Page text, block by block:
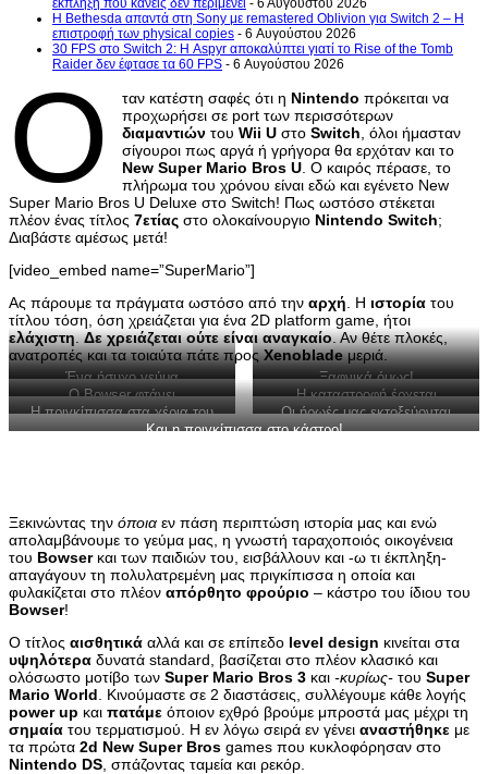
Η Bethesda απαντά στη Sony με remastered Oblivion για Switch 2 – Η
επιστροφή των physical copies - 6 Αυγούστου 2026
30 FPS στο Switch 2: Η Aspyr αποκαλύπτει γιατί το Rise of the Tomb
Raider δεν έφτασε τα 60 FPS - 6 Αυγούστου 2026
Ό ταν κατέστη σαφές ότι η Nintendo πρόκειται να
προχωρήσει σε port των περισσότερων
διαμαντιών του Wii Uστο Switch , όλοι ήμασταν
σίγουροι πως αργά ή γρήγορα θα ερχόταν και το
New Super Mario Bros U. Ο καιρός πέρασε, το
πλήρωμα του χρόνου είναι εδώ και εγένετο New
Super Mario Bros U Deluxe στο Switch! Πως ωστόσο στέκεται
πλέον ένας τίτλος 7ετίας στο ολοκαίνουργιο Nintendo Switch;
Διαβάστε αμέσως μετά!
[video_embed name=”SuperMario”]
Aς πάρουμε τα πράγματα ωστόσο από την αρχή . Η ιστορία του
τίτλου τόση, όση χρειάζεται για ένα 2D platform game, ήτοι
ελάχιστη.Δε χρειάζεται ούτε είναι αναγκαίο. Αν θέτε πλοκές,
ανατροπές και τα τοιαύτα πάτε προςXenobladeμεριά.
Ένα ήσυχο γεύμα
Ξαφνικά όμως!
Ο Bowser φτάνει
Η καταστροφή έρχεται
Η πριγκίπισσα στα χέρια του
Bowser
Οι ήρωές μας εκτοξεύονται
μακρία
Και η πριγκίπισσα στο κάστρο!
Ξεκινώντας την όποια εν πάση περιπτώση ιστορία μας και ενώ
απολαμβάνουμε το γεύμα μας, η γνωστή ταραχοποιός οικογένεια
του Bowser και των παιδιών του, εισβάλλουν και -ω τι έκπληξη-
απαγάγουν τη πολυλατρεμένη μας πριγκίπισσα η οποία και
φυλακίζεται στο πλέον απόρθητο φρούριο – κάστρο του ίδιου του
Bowser!
Ο τίτλος αισθητικά αλλά και σε επίπεδο level design κινείται στα
υψηλότερα δυνατά standard, βασίζεται στο πλέον κλασικό και
ολόσωστο μοτίβο των Super Mario Bros 3 και -κυρίως- του Super
Mario World . Κινούμαστε σε 2 διαστάσεις, συλλέγουμε κάθε λογής
power up και πατάμε όποιον εχθρό βρούμε μπροστά μας μέχρι τη
σημαία του τερματισμού. Η εν λόγω σειρά εν γένει αναστήθηκε με
τα πρώτα 2d New Super Bros games που κυκλοφόρησαν στο
Nintendo DS , σπάζοντας ταμεία και ρεκόρ.